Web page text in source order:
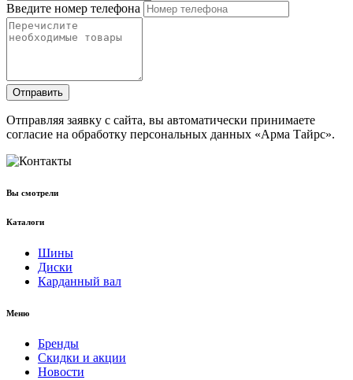
Введите номер телефона
Отправить
Отправляя заявку с сайта, вы автоматически принимаете
согласие на обработку персональных данных «Арма Тайрс».
Вы смотрели
Каталоги
Шины
Диски
Карданный вал
Меню
Бренды
Скидки и акции
Новости